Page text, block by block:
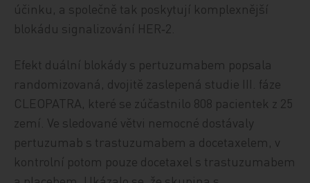
účinku, a společně tak poskytují komplexnější
blokádu signalizování HER‑2.
Efekt duální blokády s pertuzumabem popsala
randomizovaná, dvojitě zaslepená studie III. fáze
CLEOPATRA, které se zúčastnilo 808 pacientek z 25
zemí. Ve sledované větvi nemocné dostávaly
pertuzumab s trastuzumabem a docetaxelem, v
kontrolní potom pouze docetaxel s trastuzumabem